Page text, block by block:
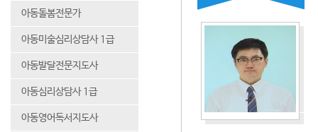
아동돌봄전문가
아동미술심리상담사 1급
아동발달전문지도사
아동심리상담사 1급
아동영어독서지도사